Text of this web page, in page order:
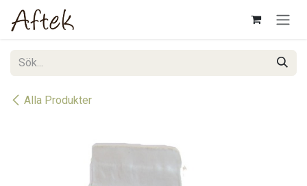
Hoppa till innehåll
Alla Produkter